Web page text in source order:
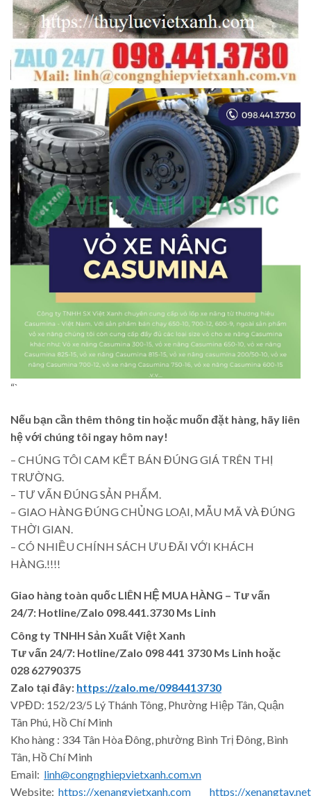
“`
Nếu bạn cần thêm thông tin hoặc muốn đặt hàng, hãy liên
hệ với chúng tôi ngay hôm nay!
– CHÚNG TÔI CAM KẾT BÁN ĐÚNG GIÁ TRÊN THỊ
TRƯỜNG.
– TƯ VẤN ĐÚNG SẢN PHẨM.
– GIAO HÀNG ĐÚNG CHỦNG LOẠI, MẪU MÃ VÀ ĐÚNG
THỜI GIAN.
– CÓ NHIỀU CHÍNH SÁCH ƯU ĐÃI VỚI KHÁCH
HÀNG.!!!!
Giao hàng toàn quốc LIÊN HỆ MUA HÀNG – Tư vấn
24/7: Hotline/Zalo 098.441.3730 Ms Linh
Công ty TNHH Sản Xuất Việt Xanh
Tư vấn 24/7: Hotline/Zalo 098 441 3730 Ms Linh hoặc
028 62790375
Zalo tại đây: https://zalo.me/0984413730
VPĐD: 152/23/5 Lý Thánh Tông, Phường Hiệp Tân, Quận
Tân Phú, Hồ Chí Minh
Kho hàng : 334 Tân Hòa Đông, phường Bình Trị Đông, Bình
Tân, Hồ Chí Minh
Email: linh@congnghiepvietxanh.com.vn
Website: https://xenangvietxanh.com https://xenangtay.net